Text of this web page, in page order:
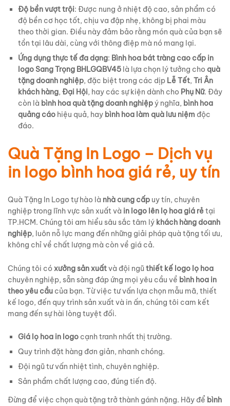
Độ bền vượt trội: Được nung ở nhiệt độ cao, sản phẩm có
độ bền cơ học tốt, chịu va đập nhẹ, không bị phai màu
theo thời gian. Điều này đảm bảo rằng món quà của bạn sẽ
tồn tại lâu dài, cùng với thông điệp mà nó mang lại.
Ứng dụng thực tế đa dạng: Bình hoa bát tràng cao cấp in
logo Sang Trọng BHLGQBV45 là lựa chọn lý tưởng cho quà
tặng doanh nghiệp, đặc biệt trong các dịp Lễ Tết, Tri Ân
khách hàng, Đại Hội, hay các sự kiện dành cho Phụ Nữ. Đây
còn là bình hoa quà tặng doanh nghiệpý nghĩa, bình hoa
quảng cáo hiệu quả, hay bình hoa làm quà lưu niệm độc
đáo.
Quà Tặng In Logo – Dịch vụ
in logo bình hoa giá rẻ, uy tín
Quà Tặng In Logo tự hào là nhà cung cấp uy tín, chuyên
nghiệp trong lĩnh vực sản xuất và in logo lên lọ hoa giá rẻtại
TP.HCM. Chúng tôi am hiểu sâu sắc tâm lý khách hàng doanh
nghiệp, luôn nỗ lực mang đến những giải pháp quà tặng tối ưu,
không chỉ về chất lượng mà còn về giá cả.
Chúng tôi cóxưởng sản xuấtvà đội ngũthiết kế logo lọ hoa
chuyên nghiệp, sẵn sàng đáp ứng mọi yêu cầu về bình hoa in
theo yêu cầu của bạn. Từ việc tư vấn lựa chọn mẫu mã, thiết
kế logo, đến quy trình sản xuất và in ấn, chúng tôi cam kết
mang đến sự hài lòng tuyệt đối.
Giá lọ hoa in logo cạnh tranh nhất thị trường.
Quy trình đặt hàng đơn giản, nhanh chóng.
Đội ngũ tư vấn nhiệt tình, chuyên nghiệp.
Sản phẩm chất lượng cao, đúng tiến độ.
Đừng để việc chọn quà tặng trở thành gánh nặng. Hãy để bình